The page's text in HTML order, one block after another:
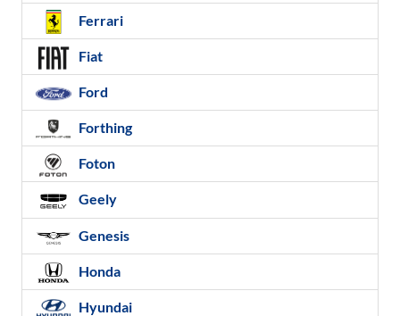
Ferrari
Fiat
Ford
Forthing
Foton
Geely
Genesis
Honda
Hyundai